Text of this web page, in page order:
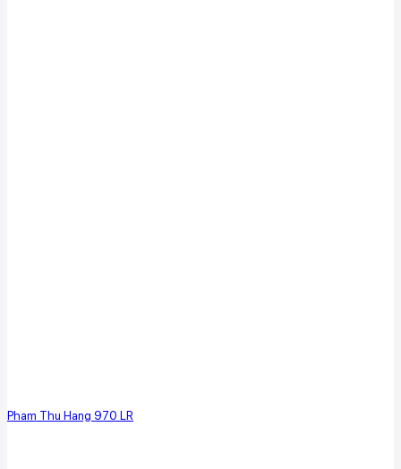
Pham Thu Hang 970 LR